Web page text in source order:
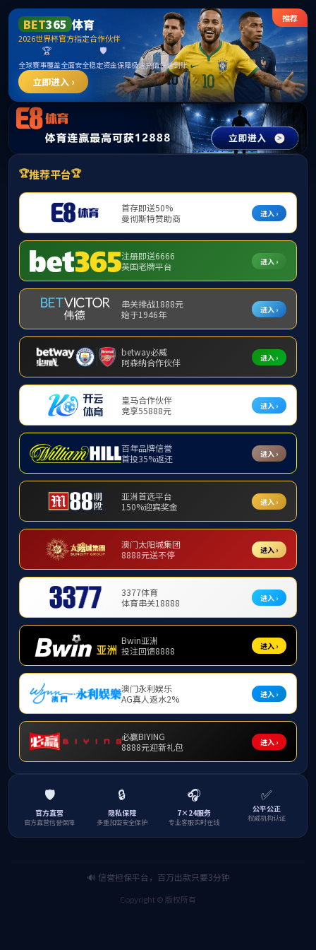
股票代码 300292
首页
通讯基础及储能连接 MBB终端 物联网模组
光连接
光互联产品
PLC光纤分路器
高密度光纤传输系列
预连接产品
光配线系列
光缆系列
光电复合系列
新能源储能连接
PLC微型光分
产品说明：
光分路器是用来实
根光纤中传输的光能